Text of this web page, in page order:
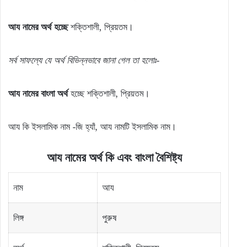
আয নামের অর্থ হচ্ছেশক্তিশালী, প্রিয়তম।
সর্ব সাফল্যে যে অর্থ বিভিন্নভাবে জানা গেল তা হলোঃ-
আয নামের বাংলা অর্থহচ্ছে শক্তিশালী, প্রিয়তম।
আয কি ইসলামিক নাম -জি হ্যাঁ, আয নামটি ইসলামিক নাম।
আয নামের অর্থ কি এবং বাংলা বৈশিষ্ট্য
নাম আয
লিঙ্গ পুরুষ